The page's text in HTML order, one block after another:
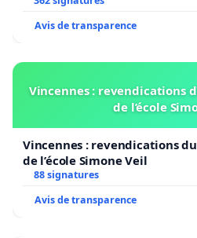
Avis de transparence
Vincennes : revendications
de l’école
Vincennes : revendications
de l’école Simone Veil
88 signatures
Avis de transparence